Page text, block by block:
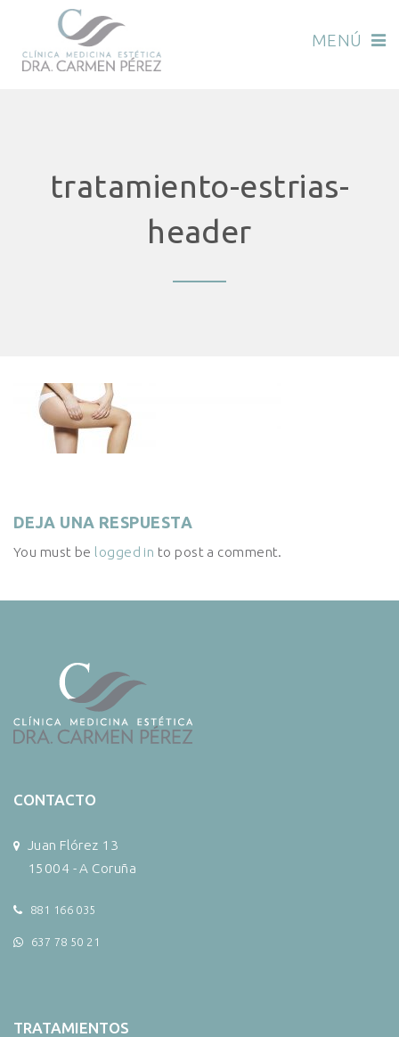
MENÚ
tratamiento-estrias-
header
DEJA UNA RESPUESTA
You must be logged in to post a comment.
CONTACTO
Juan Flórez 13
15004 - A Coruña
881 166 035
637 78 50 21
TRATAMIENTOS